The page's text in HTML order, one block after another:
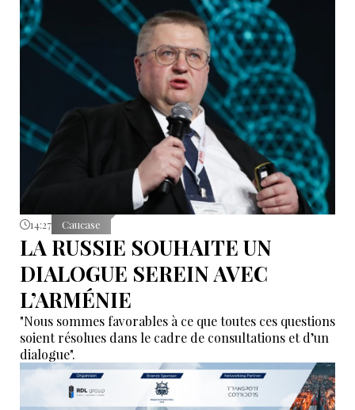
14:27 Caucase
LA RUSSIE SOUHAITE UN
DIALOGUE SEREIN AVEC
L’ARMÉNIE
"Nous sommes favorables à ce que toutes ces questions
soient résolues dans le cadre de consultations et d’un
dialogue".